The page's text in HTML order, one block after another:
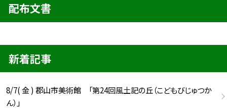
配布文書
新着記事
8/7( 金 ) 郡山市美術館 「第24回風土記の丘（こどもびじゅつか
ん）」